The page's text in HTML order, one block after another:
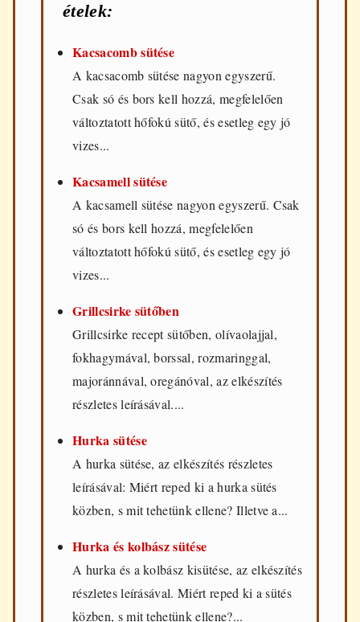
ételek:
Kacsacomb sütése
A kacsacomb sütése nagyon egyszerű.
Csak só és bors kell hozzá, megfelelően
változtatott hőfokú sütő, és esetleg egy jó
vizes...
Kacsamell sütése
A kacsamell sütése nagyon egyszerű. Csak
só és bors kell hozzá, megfelelően
változtatott hőfokú sütő, és esetleg egy jó
vizes...
Grillcsirke sütőben
Grillcsirke recept sütőben, olívaolajjal,
fokhagymával, borssal, rozmaringgal,
majoránnával, oregánóval, az elkészítés
részletes leírásával....
Hurka sütése
A hurka sütése, az elkészítés részletes
leírásával: Miért reped ki a hurka sütés
közben, s mit tehetünk ellene? Illetve a...
Hurka és kolbász sütése
A hurka és a kolbász kisütése, az elkészítés
részletes leírásával. Miért reped ki a sütés
közben, s mit tehetünk ellene?...